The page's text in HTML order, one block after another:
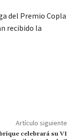
del Premio Copla
recibido la
Artículo siguiente
celebrará su VI